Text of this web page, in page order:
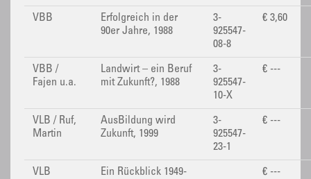
VBB
Erfolgreich in der
90er Jahre, 1988
3-
925547-
08-8
€ 3,60
VBB /
Fajen u.a.
Landwirt – ein Beruf
mit Zukunft?, 1988
3-
925547-
10-X
€ ---
VLB / Ruf,
Martin
AusBildung wird
Zukunft, 1999
3-
925547-
23-1
€ ---
VLB
Ein Rückblick 1949-
€ ---